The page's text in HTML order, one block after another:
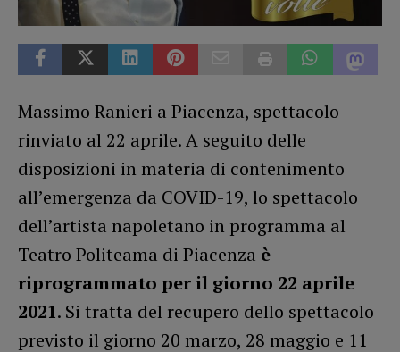
Massimo Ranieri a Piacenza, spettacolo
rinviato al 22 aprile. A seguito delle
disposizioni in materia di contenimento
all’emergenza da COVID-19, lo spettacolo
dell’artista napoletano in programma al
Teatro Politeama di Piacenza è
riprogrammato per il giorno 22 aprile
2021. Si tratta del recupero dello spettacolo
previsto il giorno 20 marzo, 28 maggio e 11